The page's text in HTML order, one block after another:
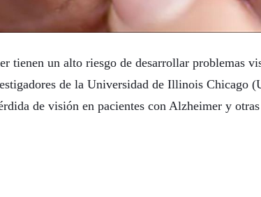
tienen un alto riesgo de desarrollar problemas
de la Universidad de Illinois Chicago
de visión en pacientes con Alzheimer y